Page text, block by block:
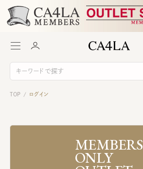
TOP / ログイン
MEMBERS
ONLY